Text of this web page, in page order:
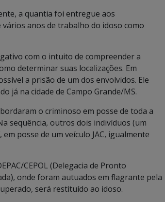
a quantia foi entregue aos
anos de trabalho do idoso como
com o intuito de compreender a
determinar suas localizações. Em
a prisão de um dos envolvidos. Ele
já na cidade de Campo Grande/MS.
o criminoso em posse de toda a
sequência, outros dois indivíduos (um
posse de um veículo JAC, igualmente
CEPOL (Delegacia de Pronto
onde foram autuados em flagrante pela
será restituído ao idoso.